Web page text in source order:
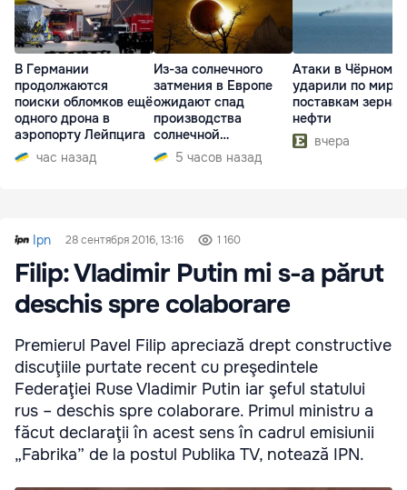
В Германии
продолжаются
поиски обломков ещё
одного дрона в
аэропорту Лейпцига
час назад
Из-за солнечного
затмения в Европе
ожидают спад
производства
солнечной
электроэнергии
5 часов назад
Атаки в Чёрном
ударили по
поставкам зерна
нефти
вчера
Ipn 28 сентября 2016, 13:16 1 160
Filip: Vladimir Putin mi s-a părut
deschis spre colaborare
Premierul Pavel Filip apreciază drept constructive
discuţiile purtate recent cu preşedintele
Federaţiei Ruse Vladimir Putin iar şeful statului
rus – deschis spre colaborare. Primul ministru a
făcut declaraţii în acest sens în cadrul emisiunii
„Fabrika” de la postul Publika TV, notează IPN.